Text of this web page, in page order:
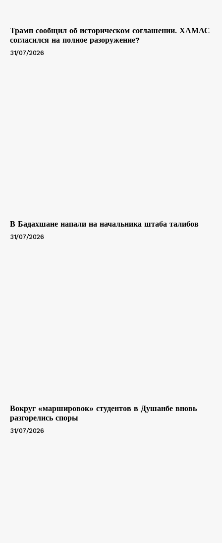
Трамп сообщил об историческом соглашении. ХАМАС
согласился на полное разоружение?
31/07/2026
В Бадахшане напали на начальника штаба талибов
31/07/2026
Вокруг «маршировок» студентов в Душанбе вновь
разгорелись споры
31/07/2026